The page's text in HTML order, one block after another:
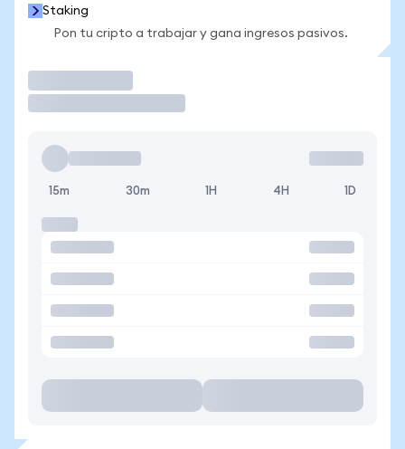
Staking
Pon tu cripto a trabajar y gana ingresos pasivos.
15m 30m 1H 4H 1D